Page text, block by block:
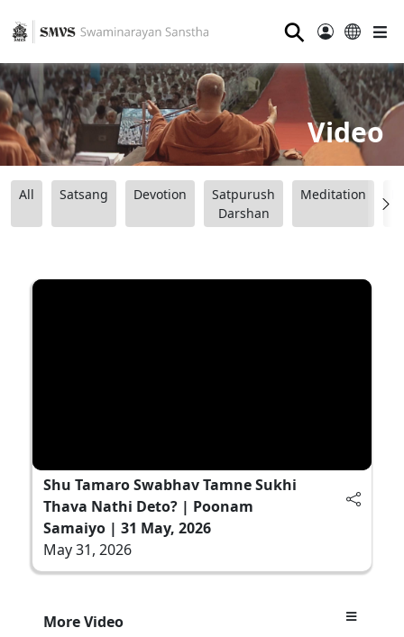
⚲
Video
All Satsang Devotion
Satpurush
Darshan
Meditation
Shu Tamaro Swabhav Tamne Sukhi
Thava Nathi Deto? | Poonam
Samaiyo | 31 May, 2026
May 31, 2026
More Video